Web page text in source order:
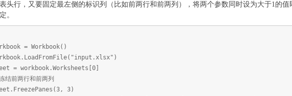
头行，又要固定最左侧的标识列（比如前两行和前两列），将两个参数同时设为大于1的值
。
= Workbook()
= workbook.Worksheets[0]
结前两行和前两列
3)